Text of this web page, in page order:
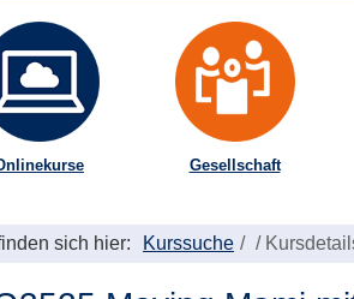
Gesellschaft
sich hier: Kurssuche /